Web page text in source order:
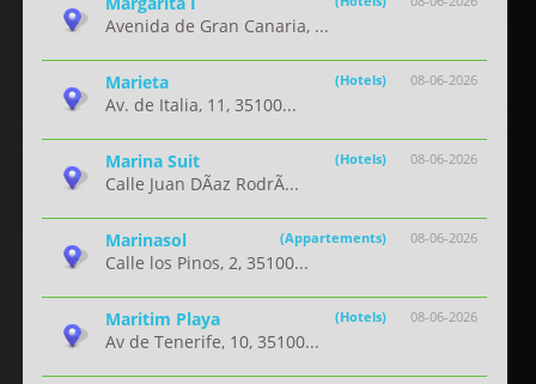
Avenida de Gran Canaria, ...
08-06-2026
Marieta (Hotels)
Av. de Italia, 11, 35100...
08-06-2026
Marina Suit (Hotels)
Calle Juan DÃ­az RodrÃ...
08-06-2026
Marinasol (Appartements)
Calle los Pinos, 2, 35100...
08-06-2026
Maritim Playa (Hotels)
Av de Tenerife, 10, 35100...